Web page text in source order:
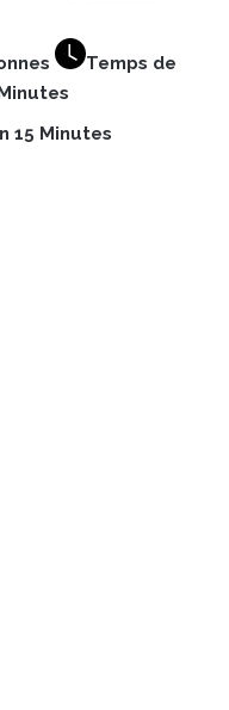
Temps de
15 Minutes